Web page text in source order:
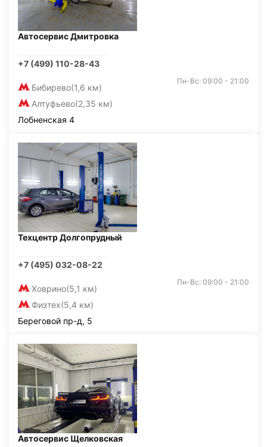
Автосервис Дмитровка
+7 (499) 110-28-43
Бибирево(1,6 км)
Алтуфьево(2,35 км)
Пн-Вс: 09:00 - 21:00
Лобненская 4
Техцентр Долгопрудный
+7 (495) 032-08-22
Ховрино(5,1 км)
Физтех(5,4 км)
Пн-Вс: 09:00 - 21:00
Береговой пр-д, 5
Автосервис Щелковская